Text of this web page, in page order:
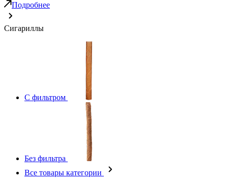
Подробнее
Сигариллы
С фильтром
Без фильтра
Все товары категории